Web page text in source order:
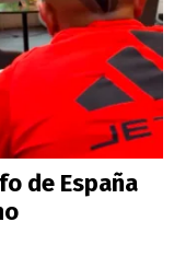
de España